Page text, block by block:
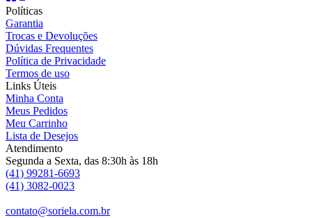
Políticas
Garantia
Trocas e Devoluções
Dúvidas Frequentes
Política de Privacidade
Termos de uso
Links Úteis
Minha Conta
Meus Pedidos
Meu Carrinho
Lista de Desejos
Atendimento
Segunda a Sexta, das 8:30h às 18h
(41) 99281-6693
(41) 3082-0023
contato@soriela.com.br